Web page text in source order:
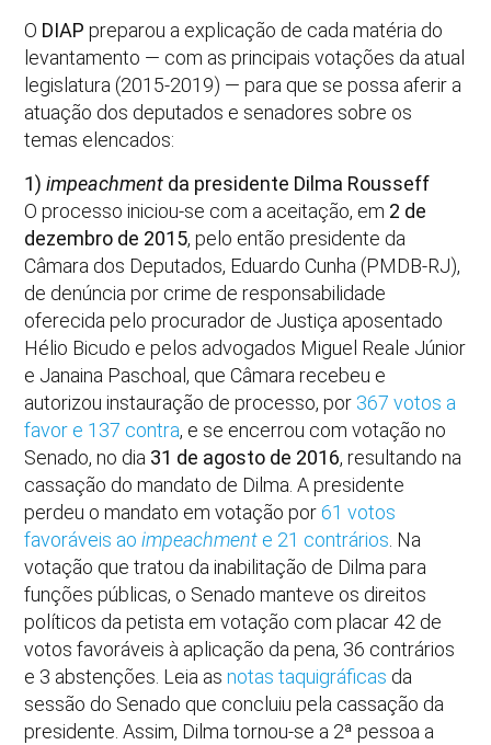
O DIAP preparou a explicação de cada matéria do
levantamento — com as principais votações da atual
legislatura (2015-2019) — para que se possa aferir a
atuação dos deputados e senadores sobre os
temas elencados:
1)impeachment da presidente Dilma Rousseff
O processo iniciou-se com a aceitação, em 2 de
dezembro de 2015, pelo então presidente da
Câmara dos Deputados, Eduardo Cunha (PMDB-RJ),
de denúncia por crime de responsabilidade
oferecida pelo procurador de Justiça aposentado
Hélio Bicudo e pelos advogados Miguel Reale Júnior
e Janaina Paschoal, que Câmara recebeu e
autorizou instauração de processo, por 367 votos a
favor e 137 contra, e se encerrou com votação no
Senado, no dia 31 de agosto de 2016, resultando na
cassação do mandato de Dilma. A presidente
perdeu o mandato em votação por61 votos
favoráveis aoimpeachment e 21 contrários . Na
votação que tratou da inabilitação de Dilma para
funções públicas, o Senado manteve os direitos
políticos da petista em votação com placar 42 de
votos favoráveis à aplicação da pena, 36 contrários
e 3 abstenções. Leia asnotas taquigráficas da
sessão do Senado que concluiu pela cassação da
presidente. Assim, Dilma tornou-se a 2ª pessoa a